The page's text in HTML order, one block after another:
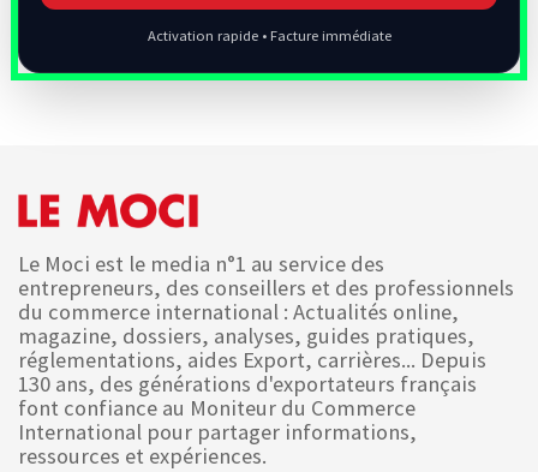
Activation rapide • Facture immédiate
Le Moci est le media n°1 au service des
entrepreneurs, des conseillers et des professionnels
du commerce international : Actualités online,
magazine, dossiers, analyses, guides pratiques,
réglementations, aides Export, carrières... Depuis
130 ans, des générations d'exportateurs français
font confiance au Moniteur du Commerce
International pour partager informations,
ressources et expériences.